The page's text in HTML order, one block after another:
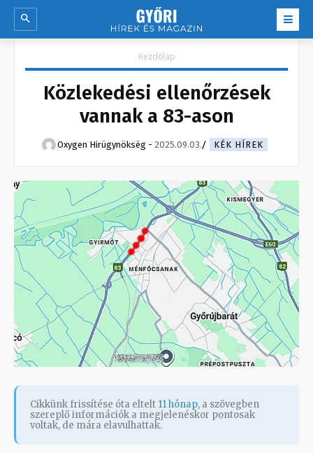
Kezdőlap
Közlekedési ellenőrzések
vannak a 83-ason
Oxygen Hirügynökség - 2025.09.03. KÉK HÍREK
Cikkünk frissítése óta eltelt 11 hónap, a szövegben
szereplő információk a megjelenéskor pontosak
voltak, de mára elavulhattak.